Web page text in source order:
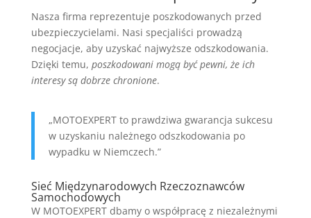
Nasza firma reprezentuje poszkodowanych przed
ubezpieczycielami. Nasi specjaliści prowadzą
negocjacje, aby uzyskać najwyższe odszkodowania.
Dzięki temu, poszkodowani mogą być pewni, że ich
interesy są dobrze chronione.
„MOTOEXPERT to prawdziwa gwarancja sukcesu
w uzyskaniu należnego odszkodowania po
wypadku w Niemczech.”
Sieć Międzynarodowych Rzeczoznawców
Samochodowych
W MOTOEXPERT dbamy o współpracę z niezależnymi